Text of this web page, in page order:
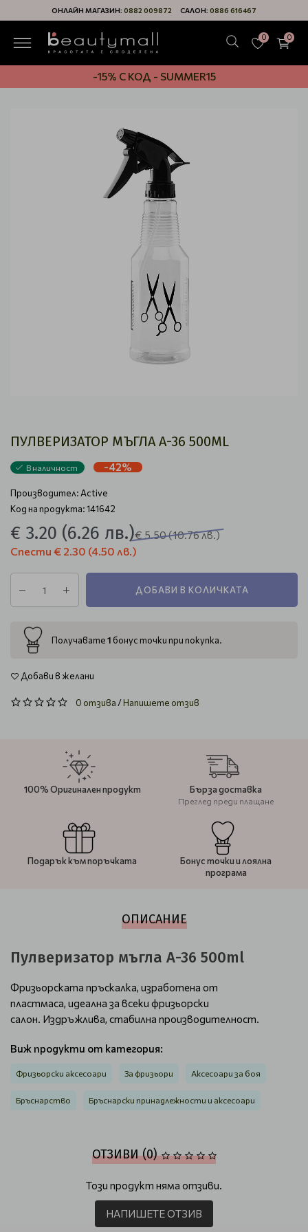
ОНЛАЙН МАГАЗИН: 0882 009872 САЛОН: 0886 616467
0 0
-15% С КОД - SUMMER15
ПУЛВЕРИЗАТОР МЪГЛА A-36 500ML
В наличност -42%
Производител: Active
Код на продукта: 141642
€ 3.20 (6.26 лв.)€ 5.50(10.76 лв.)
Спести € 2.30 (4.50 лв.)
ДОБАВИ В КОЛИЧКАТА
Получавате1 бонус точки при покупка.
Добави в желани
0 отзива/Напишете отзив
100% Оригинален продукт Бърза доставка
Преглед преди плащане
Подарък към поръчката
Бонус точки и лоялна
програма
ОПИСАНИЕ
Пулверизатор мъгла A-36 500ml
Фризьорската пръскалка, изработена от
пластмаса, идеална за всеки фризьорски
салон. Издръжлива, стабилна производителност.
Виж продукти от категория:
Фризьорски аксесоари За фризьори Аксесоари за боя
Бръснарство Бръснарски принадлежности и аксесоари
ОТЗИВИ (0)
Този продукт няма отзиви.
НАПИШЕТЕ ОТЗИВ